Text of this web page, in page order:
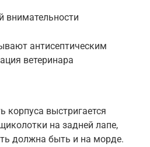
внимательности
антисептическим
ветеринара
корпуса выстригается
на задней лапе,
должна быть и на морде.